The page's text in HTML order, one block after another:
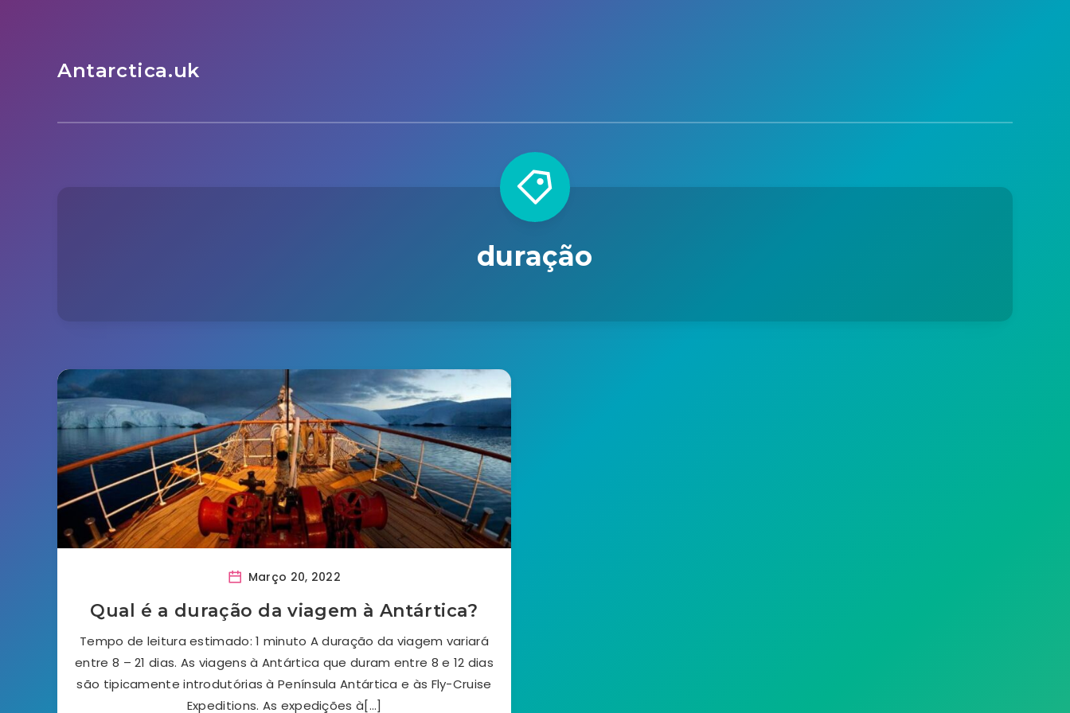
Antarctica.uk
duração
Março 20, 2022
Qual é a duração da viagem à Antártica?
Tempo de leitura estimado: 1 minuto A duração da viagem variará
entre 8 – 21 dias. As viagens à Antártica que duram entre 8 e 12 dias
são tipicamente introdutórias à Península Antártica e às Fly-Cruise
Expeditions. As expedições à[…]